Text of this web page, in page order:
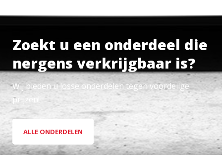
Zoekt u een onderdeel die
nergens verkrijgbaar is?
Wij bieden u losse onderdelen tegen voordelige
prijzen!
ALLE ONDERDELEN